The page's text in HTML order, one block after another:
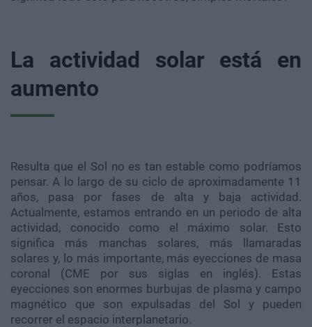
La actividad solar está en
aumento
Resulta que el Sol no es tan estable como podríamos
pensar. A lo largo de su ciclo de aproximadamente 11
años, pasa por fases de alta y baja actividad.
Actualmente, estamos entrando en un periodo de alta
actividad, conocido como el máximo solar. Esto
significa más manchas solares, más llamaradas
solares y, lo más importante, más eyecciones de masa
coronal (CME por sus siglas en inglés). Estas
eyecciones son enormes burbujas de plasma y campo
magnético que son expulsadas del Sol y pueden
recorrer el espacio interplanetario.